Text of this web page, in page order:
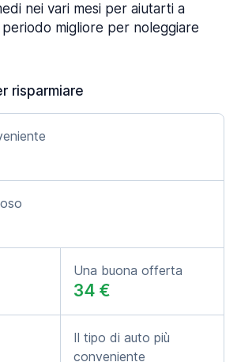
nei vari mesi per aiutarti a
migliore per noleggiare
risparmiare
Una buona offerta
34 €
Il tipo di auto più
conveniente